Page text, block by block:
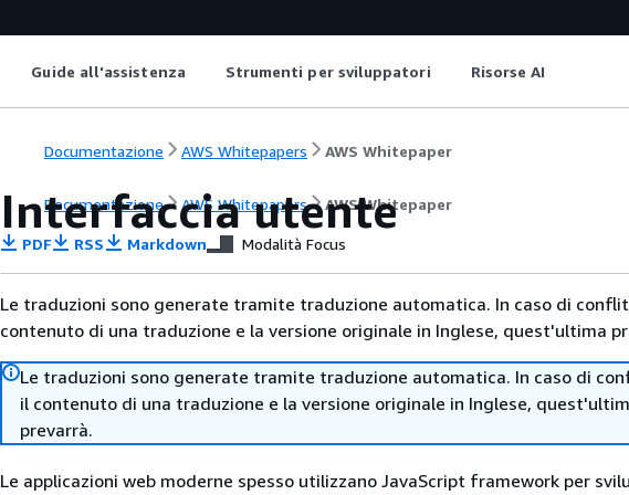
Guide all'assistenza Strumenti per sviluppatori Risorse AI
Documentazione AWS Whitepapers AWS Whitepaper
Documentazione AWS Whitepapers AWS Whitepaper
Interfaccia utente
PDF RSS Markdown Modalità Focus
Le traduzioni sono generate tramite traduzione automatica. In caso di
contenuto di una traduzione e la versione originale in Inglese, quest'ultima
Le traduzioni sono generate tramite traduzione automatica. In caso di
il contenuto di una traduzione e la versione originale in Inglese,
prevarrà.
Le applicazioni web moderne spesso utilizzano JavaScript framework per